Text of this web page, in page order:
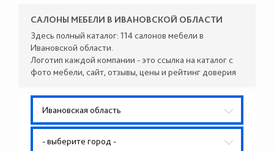
САЛОНЫ МЕБЕЛИ В ИВАНОВСКОЙ ОБЛАСТИ
Здесь полный каталог: 114 салонов мебели в
Ивановской области.
Логотип каждой компании - это ссылка на каталог с
фото мебели, сайт, отзывы, цены и рейтинг доверия
Ивановская область
- выберите город -